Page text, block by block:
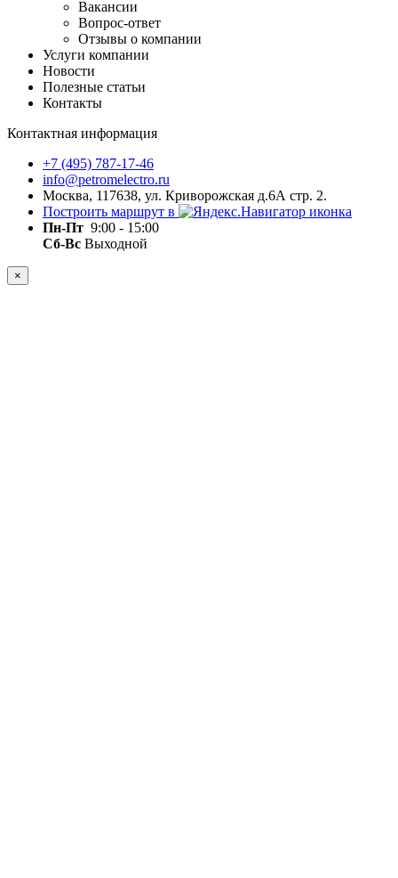
Вакансии
Вопрос-ответ
Отзывы о компании
Услуги компании
Новости
Полезные статьи
Контакты
Контактная информация
+7 (495) 787-17-46
info@petromelectro.ru
Москва, 117638, ул. Криворожская д.6А стр. 2.
Построить маршрут в
Пн-Пт 9:00 - 15:00
Сб-Вс Выходной
×